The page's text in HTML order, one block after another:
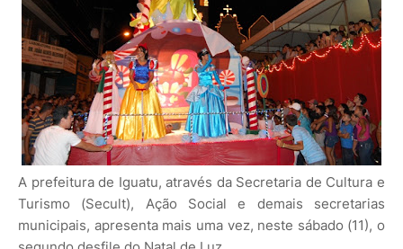
A prefeitura de Iguatu, através da Secretaria de Cultura e
Turismo (Secult), Ação Social e demais secretarias
municipais, apresenta mais uma vez, neste sábado (11), o